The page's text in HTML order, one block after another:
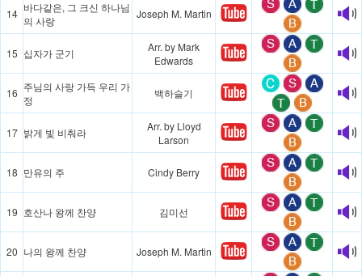
14 바다같은, 그 크신 하나님
의 사랑
Joseph M. Martin
15 십자가 군기
Arr. by Mark
Edwards
16 주님의 사랑 가득 우리 가
정
백하슬기
17 밝게 빛 비춰라
Arr. by Lloyd
Larson
18 만유의 주 Cindy Berry
19 호산나 왕께 찬양 김미선
20 나의 왕께 찬양 Joseph M. Martin